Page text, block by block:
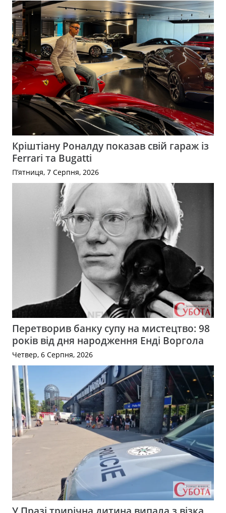
Кріштіану Роналду показав свій гараж із
Ferrari та Bugatti
П’ятниця, 7 Серпня, 2026
Перетворив банку супу на мистецтво: 98
років від дня народження Енді Воргола
Четвер, 6 Серпня, 2026